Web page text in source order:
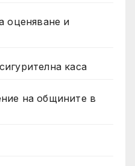
оценяване и
каса
на общините в